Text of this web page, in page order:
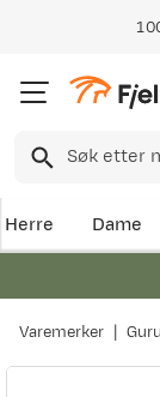
Herre Dame
Varemerker